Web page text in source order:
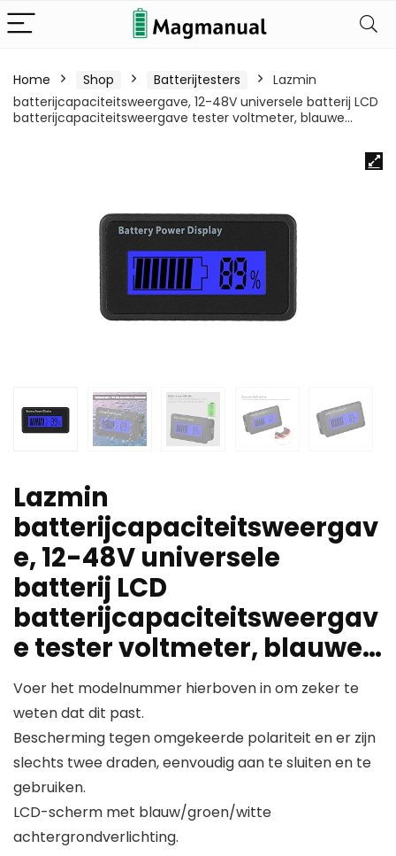
Home Shop Batterijtesters
Lazmin
batterijcapaciteitsweergave, 12-48V universele batterij LCD
batterijcapaciteitsweergave tester voltmeter, blauwe…
Lazmin
batterijcapaciteitsweergav
e, 12-48V universele
batterij LCD
batterijcapaciteitsweergav
e tester voltmeter, blauwe…
Voer het modelnummer hierboven in om zeker te
weten dat dit past.
Bescherming tegen omgekeerde polariteit en er zijn
slechts twee draden, eenvoudig aan te sluiten en te
gebruiken.
LCD-scherm met blauw/groen/witte
achtergrondverlichting.